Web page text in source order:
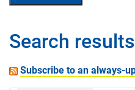
Search results
Subscribe to an always-